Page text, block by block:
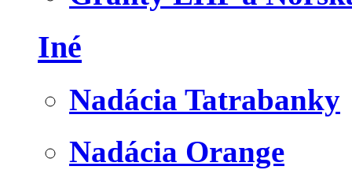
Iné
Nadácia Tatrabanky
Nadácia Orange